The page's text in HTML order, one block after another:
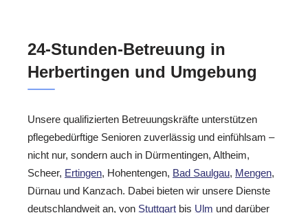
24-Stunden-Betreuung in
Herbertingen und Umgebung
Unsere qualifizierten Betreuungskräfte unterstützen
pflegebedürftige Senioren zuverlässig und einfühlsam –
nicht nur, sondern auch in Dürmentingen, Altheim,
Scheer, Ertingen, Hohentengen, Bad Saulgau, Mengen,
Dürnau und Kanzach. Dabei bieten wir unsere Dienste
deutschlandweit an, von Stuttgart bis Ulm und darüber